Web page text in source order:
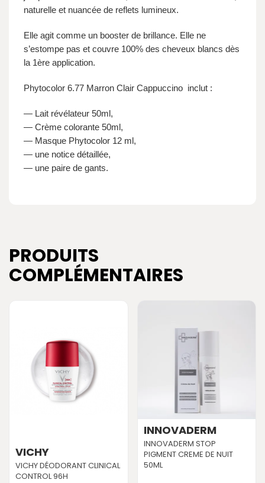
naturelle et nuancée de reflets lumineux.
Elle agit comme un booster de brillance. Elle ne
s’estompe pas et couvre 100% des cheveux blancs dès
la 1ère application.
Phytocolor 6.77 Marron Clair Cappuccino inclut :
— Lait révélateur 50ml,
— Crème colorante 50ml,
— Masque Phytocolor 12 ml,
— une notice détaillée,
— une paire de gants.
PRODUITS
COMPLÉMENTAIRES
VICHY
VICHY DÉODORANT CLINICAL
CONTROL 96H
INNOVADERM
INNOVADERM STOP
PIGMENT CREME DE NUIT
50ML